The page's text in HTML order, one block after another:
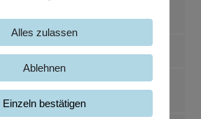
des
zur Datenverarbeitung
der Webseite und
Alles zulassen
Ablehnen
Einzeln bestätigen